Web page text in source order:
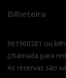
Bilheteira
961960281 ou
(chamada para
As reservas são